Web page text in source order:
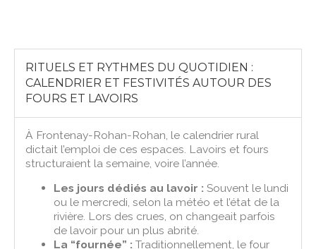
RITUELS ET RYTHMES DU QUOTIDIEN :
CALENDRIER ET FESTIVITÉS AUTOUR DES
FOURS ET LAVOIRS
À Frontenay-Rohan-Rohan, le calendrier rural
dictait l’emploi de ces espaces. Lavoirs et fours
structuraient la semaine, voire l’année.
Les jours dédiés au lavoir : Souvent le lundi
ou le mercredi, selon la météo et l’état de la
rivière. Lors des crues, on changeait parfois
de lavoir pour un plus abrité.
La “fournée” : Traditionnellement, le four